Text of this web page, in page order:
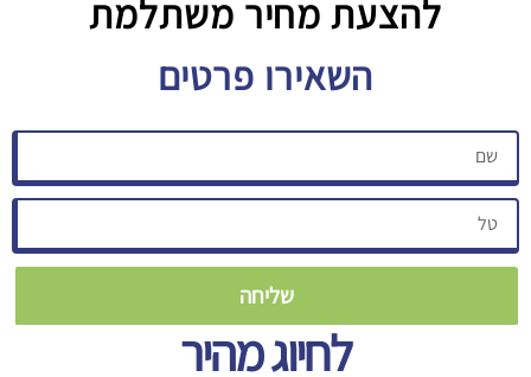
להצעת מחיר משתלמת​
השאירו פרטים
שליחה
לחיוג מהיר